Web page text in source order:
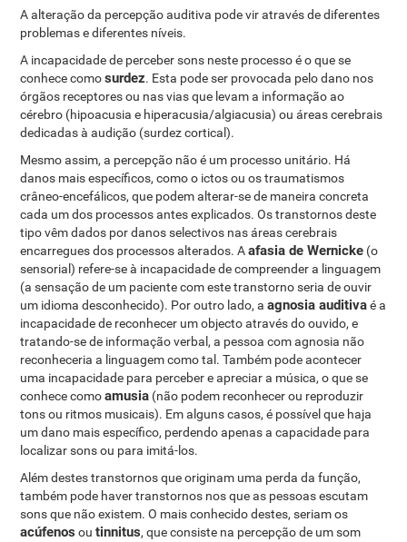
A alteração da percepção auditiva pode vir através de diferentes
problemas e diferentes níveis.
A incapacidade de perceber sons neste processo é o que se
conhece comosurdez. Esta pode ser provocada pelo dano nos
órgãos receptores ou nas vias que levam a informação ao
cérebro (hipoacusia e hiperacusia/algiacusia) ou áreas cerebrais
dedicadas à audição (surdez cortical).
Mesmo assim, a percepção não é um processo unitário. Há
danos mais específicos, como o ictos ou os traumatismos
crâneo-encefálicos, que podem alterar-se de maneira concreta
cada um dos processos antes explicados. Os transtornos deste
tipo vêm dados por danos selectivos nas áreas cerebrais
encarregues dos processos alterados. Aafasia de Wernicke (o
sensorial) refere-se à incapacidade de compreender a linguagem
(a sensação de um paciente com este transtorno seria de ouvir
um idioma desconhecido). Por outro lado, aagnosia auditivaé a
incapacidade de reconhecer um objecto através do ouvido, e
tratando-se de informação verbal, a pessoa com agnosia não
reconheceria a linguagem como tal. Também pode acontecer
uma incapacidade para perceber e apreciar a música, o que se
conhece comoamusia (não podem reconhecer ou reproduzir
tons ou ritmos musicais). Em alguns casos, é possível que haja
um dano mais específico, perdendo apenas a capacidade para
localizar sons ou para imitá-los.
Além destes transtornos que originam uma perda da função,
também pode haver transtornos nos que as pessoas escutam
sons que não existem. O mais conhecido destes, seriam os
acúfenos outinnitus, que consiste na percepção de um som